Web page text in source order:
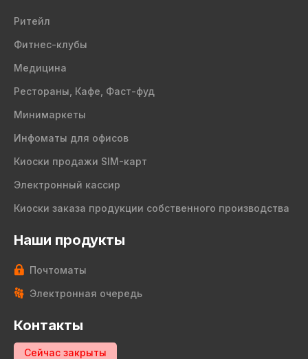
Ритейл
Фитнес-клубы
Медицина
Рестораны, Кафе, Фаст-фуд
Минимаркеты
Инфоматы для офисов
Киоски продажи SIM-карт
Электронный кассир
Киоски заказа продукции собственного производства
Наши продукты
Почтоматы
Электронная очередь
Контакты
Сейчас закрыты